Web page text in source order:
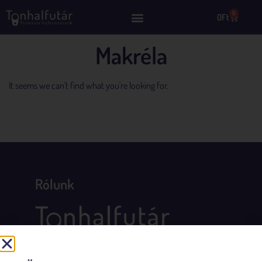
0Ft 0
Makréla
It seems we can't find what you're looking for.
Rólunk